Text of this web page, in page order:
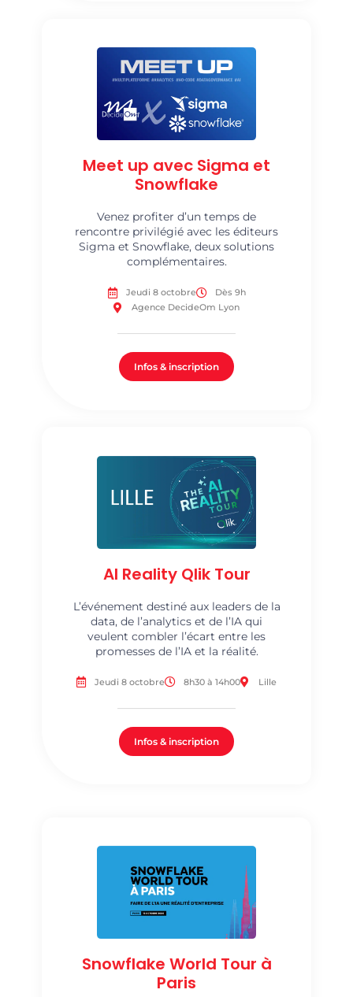
Meet up avec Sigma et
Snowflake
Venez profiter d’un temps de
rencontre privilégié avec les éditeurs
Sigma et Snowflake, deux solutions
complémentaires.
Jeudi 8 octobre
Dès 9h
Agence DecideOm Lyon
Infos & inscription
AI Reality Qlik Tour
L’événement destiné aux leaders de la
data, de l’analytics et de l’IA qui
veulent combler l’écart entre les
promesses de l’IA et la réalité.
Jeudi 8 octobre 8h30 à 14h00 Lille
Infos & inscription
Snowflake World Tour à
Paris